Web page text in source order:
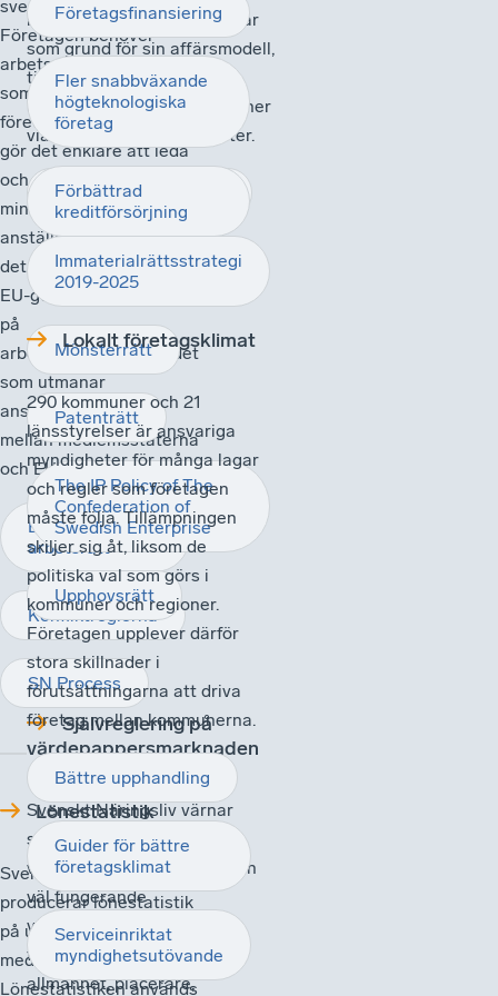
svenskt företagande.
Företagen behöver
arbetsrättsliga regler
som är anpassade till
företagens behov, som
gör det enklare att leda
och fördela arbetet och
mindre riskabelt att
anställa. På EU-nivå är
det oroväckande med
EU-gemensamma regler
på
arbetsmarknadsområdet
som utmanar
ansvarsfördelningen
mellan medlemsstaterna
och EU:s institutioner.
En reformerad
arbetsrätt
Konfliktreglerna
SN Process
Lönestatistik
Svenskt Näringsliv
producerar lönestatistik
på uppdrag av
medlemsorganisationerna.
Lönestatistiken används
kunskapsbaserade tillgångar
som grund för sin affärsmodell,
till exempel genom att de
kommersialiserar innovationer
via att licensiera rättigheter.
Företagshemligheter
Immaterialrättsstrategi
2019-2025
Mönsterrätt
Patenträtt
The IP Policy of The
Confederation of
Swedish Enterprise
Upphovsrätt
Självreglering på
värdepappersmarknaden
Svenskt Näringsliv värnar
självregleringen på
värdepappersmarknaden. En
väl fungerande
värdepappersmarknad
förutsätter förtroende från
allmänhet, placerare,
Företagsfinansiering
Fler snabbväxande
högteknologiska
företag
Förbättrad
kreditförsörjning
Lokalt företagsklimat
290 kommuner och 21
länsstyrelser är ansvariga
myndigheter för många lagar
och regler som företagen
måste följa. Tillämpningen
skiljer sig åt, liksom de
politiska val som görs i
kommuner och regioner.
Företagen upplever därför
stora skillnader i
förutsättningarna att driva
företag mellan kommunerna.
Bättre upphandling
Guider för bättre
företagsklimat
Serviceinriktat
myndighetsutövande